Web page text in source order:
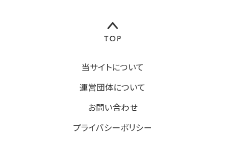
当サイトについて
運営団体について
お問い合わせ
プライバシーポリシー